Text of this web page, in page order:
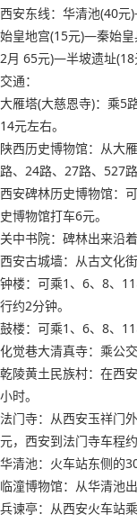
西安东线：华清池(40
始皇地宫(15元)—秦始
2月 65元)—半坡遗址(18
交通：
大雁塔(大慈恩寺)：乘5
14元左右。
陕西历史博物馆：从大
路、24路、27路、527
西安碑林历史博物馆：
史博物馆打车6元。
关中书院：碑林出来沿
西安古城墙：从古文化
钟楼：可乘1、6、8、
行约2分钟。
鼓楼：可乘1、6、8、11
化觉巷大清真寺：乘公
乾陵黄土民族村：在西
小时。
法门寺：从西安玉祥门
元，西安到法门寺车程约
华清池：火车站东侧的
临潼博物馆：从华清池
兵谏亭：从西安火车站